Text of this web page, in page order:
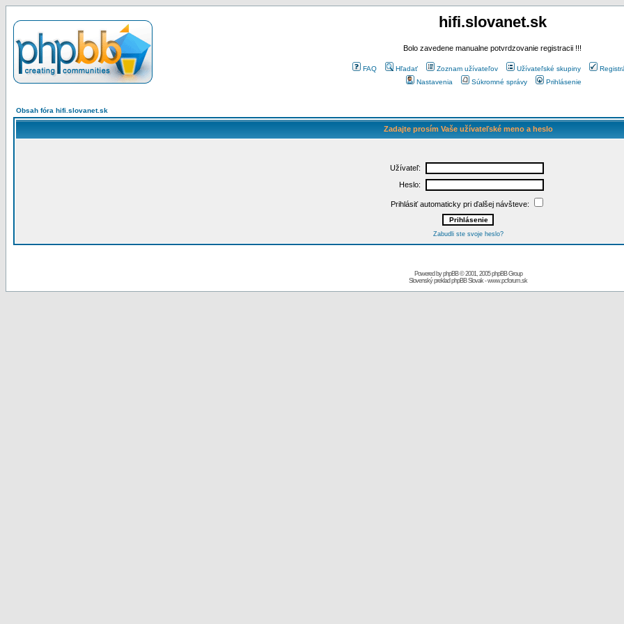
hifi.slovanet.sk
Bolo zavedene manualne potvrdzovanie registracii !!!
FAQ Hľadať Zoznam užívateľov Užívateľské skupiny
Nastavenia
Súkromné správy Prihlásenie
Obsah fóra hifi.slovanet.sk
Zadajte prosím Vaše užívateľské meno a heslo
Užívateľ:
Heslo:
Prihlásiť automaticky pri ďalšej návšteve:
Zabudli ste svoje heslo?
Powered byphpBB© 2001, 2005 phpBB Group
Slovenský preklad phpBB Slovak-www.pcforum.sk